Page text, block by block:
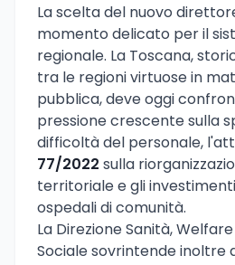
La scelta del nuovo
momento delicato per il
regionale. La Toscana,
tra le regioni virtuose in
pubblica, deve oggi
pressione crescente sulla
difficoltà del personale,
77/2022 sulla
territoriale e gli
ospedali di comunità.
La Direzione Sanità,
Sociale sovrintende inoltre